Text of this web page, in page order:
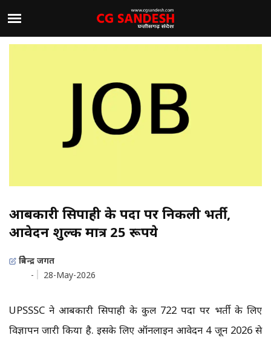
आबकारी सिपाही के पदों पर निकली भर्ती,
आवेदन शुल्क मात्र 25 रूपये
त्रिवेन्द्र जगत
-
28-May-2026
UPSSSC ने आबकारी सिपाही के कुल 722 पदों पर भर्ती के लिए
विज्ञापन जारी किया है. इसके लिए ऑनलाइन आवेदन 4 जून 2026 से